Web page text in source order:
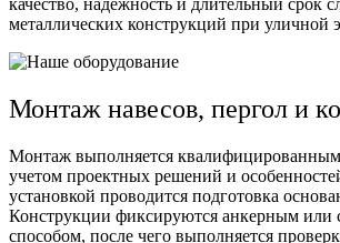
качество, надежность и длительный срок
металлических конструкций при уличной
Монтаж навесов, пергол и
Монтаж выполняется
учетом проектных решений и
установкой проводится подготовка
Конструкции фиксируются анкерным или
способом, после чего выполняется